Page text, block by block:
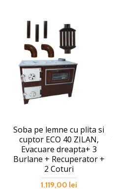
Soba pe lemne cu plita si
cuptor ECO 40 ZILAN,
Evacuare dreapta+ 3
Burlane + Recuperator +
2 Coturi
1.119,00 lei